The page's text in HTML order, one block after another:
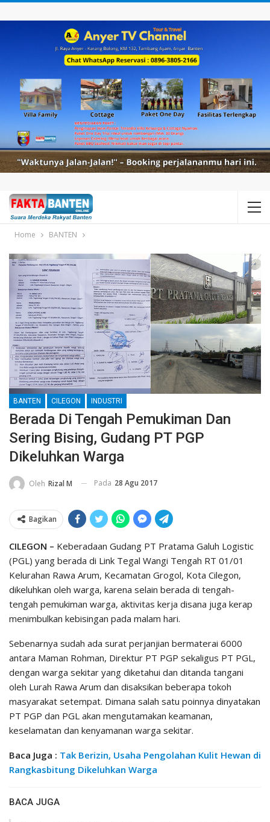
Home BANTEN
BANTEN CILEGON INDUSTRI
Berada Di Tengah Pemukiman Dan
Sering Bising, Gudang PT PGP
Dikeluhkan Warga
Oleh Rizal M Pada 28 Agu 2017
Bagikan
CILEGON – Keberadaan Gudang PT Pratama Galuh Logistic
(PGL) yang berada di Link Tegal Wangi Tengah RT 01/01
Kelurahan Rawa Arum, Kecamatan Grogol, Kota Cilegon,
dikeluhkan oleh warga, karena selain berada di tengah-
tengah pemukiman warga, aktivitas kerja disana juga kerap
menimbulkan kebisingan pada malam hari.
Sebenarnya sudah ada surat perjanjian bermaterai 6000
antara Maman Rohman, Direktur PT PGP sekaligus PT PGL,
dengan warga sekitar yang diketahui dan ditanda tangani
oleh Lurah Rawa Arum dan disaksikan beberapa tokoh
masyarakat setempat. Dimana salah satu poinnya dinyatakan
PT PGP dan PGL akan mengutamakan keamanan,
keselamatan dan kenyamanan warga sekitar.
Baca Juga : Tak Berizin, Usaha Pengolahan Kulit Hewan di
Rangkasbitung Dikeluhkan Warga
BACA JUGA